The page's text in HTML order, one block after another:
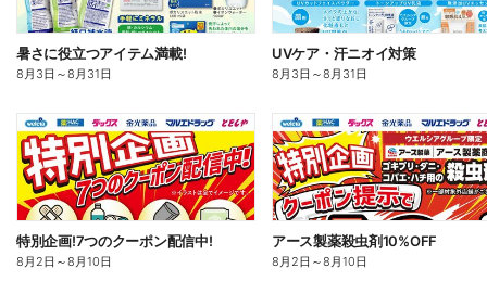
暑さに役立つアイテム満載!
8月3日 ～8月31日
UVケア・汗ニオイ対策
8月3日 ～8月31日
特別企画!7つのクーポン配信中!
8月2日 ～8月10日
アース製薬殺虫剤10%OFF
8月2日 ～8月10日